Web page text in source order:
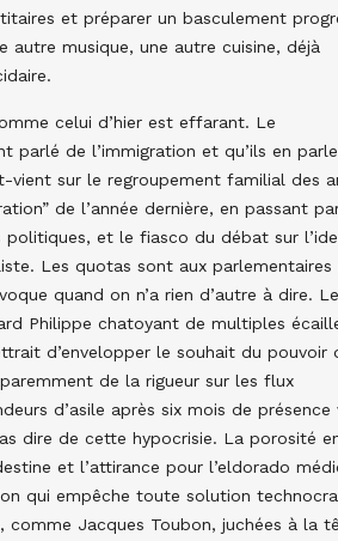
et préparer un basculement
autre musique, une autre cuisine, déjà
celui d’hier est effarant. Le
parlé de l’immigration et qu’ils en
sur le regroupement familial des
de l’année dernière, en passant
et le fiasco du débat sur
Les quotas sont aux parlementaires
quand on n’a rien d’autre à dire. Le
Philippe chatoyant de multiples
d’envelopper le souhait du pouvoir
de la rigueur sur les flux
d’asile après six mois de présence
dire de cette hypocrisie. La porosité
et l’attirance pour l’eldorado
qui empêche toute solution
comme Jacques Toubon, juchées à la